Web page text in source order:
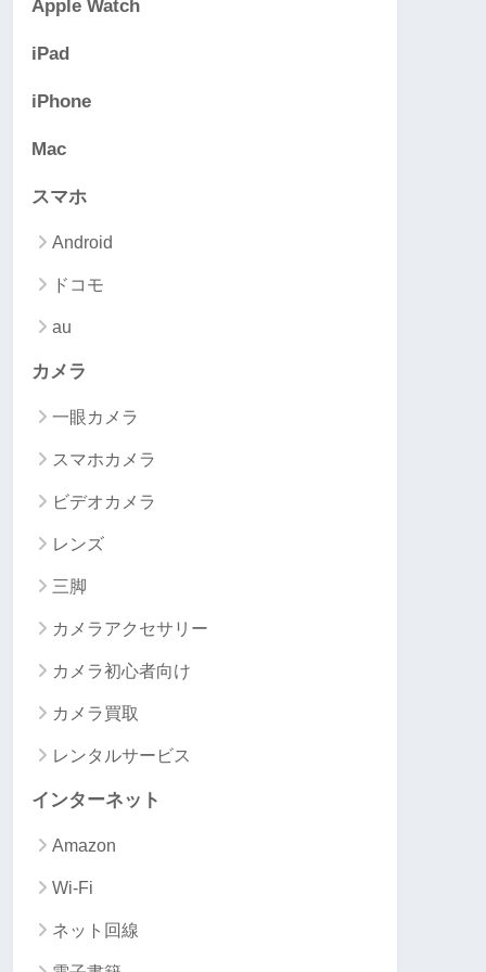
Apple Watch
iPad
iPhone
Mac
スマホ
Android
ドコモ
au
カメラ
一眼カメラ
スマホカメラ
ビデオカメラ
レンズ
三脚
カメラアクセサリー
カメラ初心者向け
カメラ買取
レンタルサービス
インターネット
Amazon
Wi-Fi
ネット回線